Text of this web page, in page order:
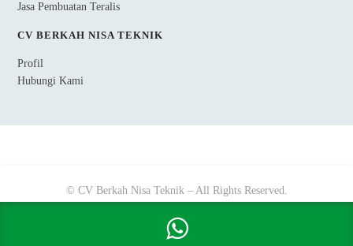
Jasa Pembuatan Teralis
CV BERKAH NISA TEKNIK
Profil
Hubungi Kami
© CV Berkah Nisa Teknik – All Rights Reserved.